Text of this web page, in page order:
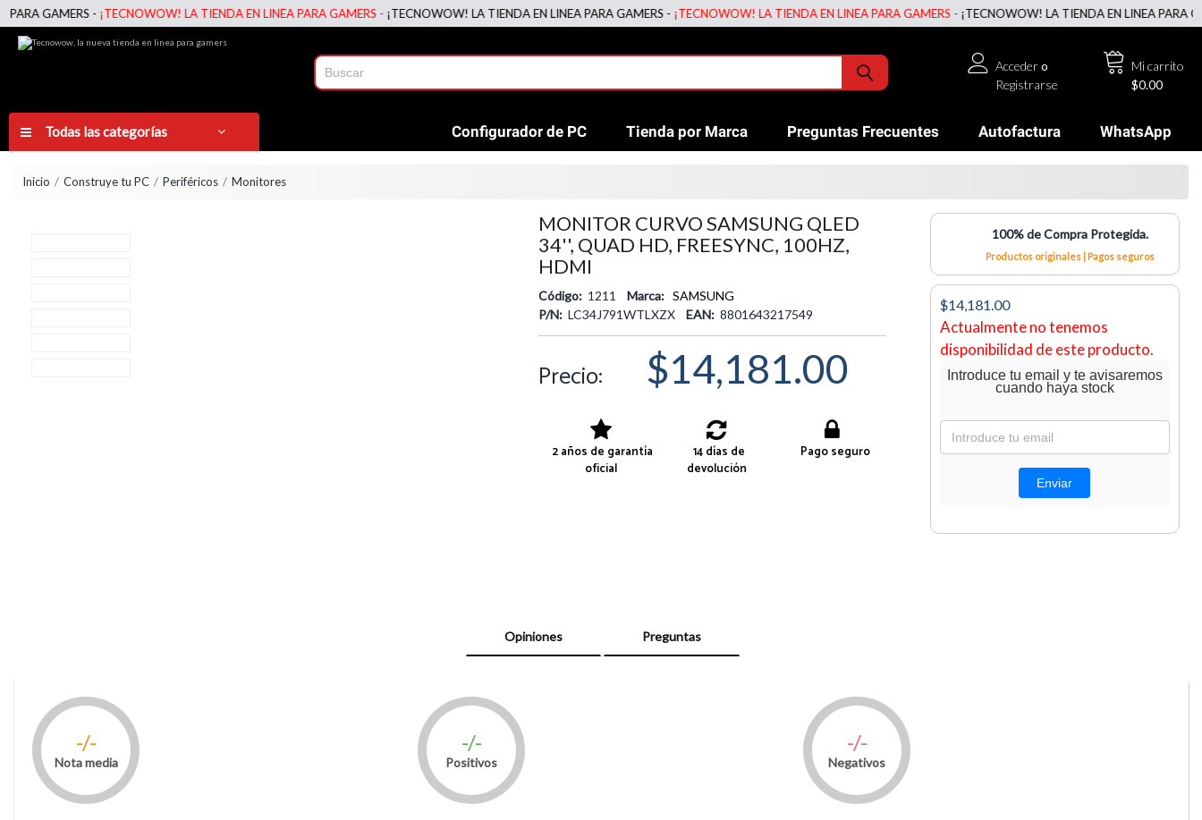
GAMERS -¡TECNOWOW! LA TIENDA EN LINEA PARA GAMERS -¡TECNOWOW! LA TIENDA EN LINEA PARA GAMERS -¡TECNOWOW! LA TIENDA EN LINEA PARA GAMERS -¡TECNOWOW! LA TIENDA EN LINEA PARA
Mi carrito
$0.00
Accedero
Registrarse
Todas las categorías Configurador de PC Tienda por Marca Preguntas Frecuentes Autofactura WhatsApp
Inicio Construye tu PC Periféricos Monitores
MONITOR CURVO SAMSUNG QLED
34'', QUAD HD, FREESYNC, 100HZ,
HDMI
Código: 1211 Marca: SAMSUNG
P/N: LC34J791WTLXZX EAN: 8801643217549
Precio: $14,181.00
2 años de garantía
oficial
14 días de
devolución
Pago seguro
100% de Compra Protegida.
Productos originales | Pagos seguros
$14,181.00
Actualmente no tenemos
disponibilidad de este producto.
Introduce tu email y te avisaremos
cuando haya stock
Opiniones Preguntas
-/-
Nota media
-/-
Positivos
-/-
Negativos